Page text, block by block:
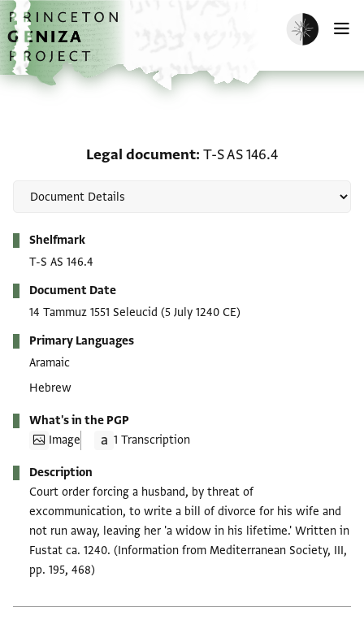
Skip to main content
home
Enable dark
Legal document T-S AS 146.4
Shelfmark
T-S AS 146.4
Document Date
14 Tammuz 1551 Seleucid (5 July 1240 CE)
Primary Languages
Aramaic
Hebrew
What's in the PGP
Image
1 Transcription
Description
Court order forcing a husband, by threat of
excommunication, to write a bill of divorce for his wife and
not run away, leaving her 'a widow in his lifetime.' Written in
Fustat ca. 1240. (Information from Mediterranean Society, III,
pp. 195, 468)